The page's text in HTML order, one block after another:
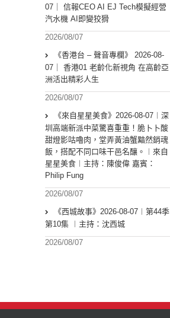
07｜ 信報CEO AI EJ Tech模擬經營
汽水機 AI即變狡猾
2026/08/07
《香港台 – 聲音專欄》 2026-08-
07｜ 香港01 老齡化新視角 在高齡亞
洲活出精彩人生
2026/08/07
《來自星星美食》2026-08-07︱深
圳高端新派中菜驚喜重重！脆卜卜酸
甜燈影咕嚕肉，堂弄黃油蟹黯然銷魂
飯，搭配不同口味干邑名釀。︱來自
星星美食︱主持：陳俊偉 嘉賓：
Philip Fung
2026/08/07
《西城故事》2026-08-07︱第44季
第10集 ︱主持：沈西城
2026/08/07